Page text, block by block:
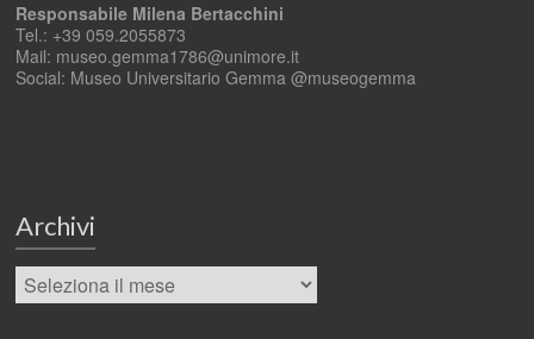
Responsabile Milena Bertacchini
Tel.: +39 059.2055873
Mail: museo.gemma1786@unimore.it
Social: Museo Universitario Gemma @museogemma
Archivi